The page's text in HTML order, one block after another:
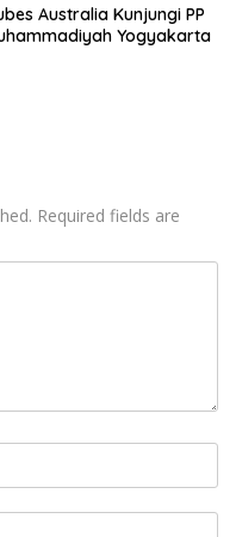
Australia Kunjungi PP
Yogyakarta
Required fields are